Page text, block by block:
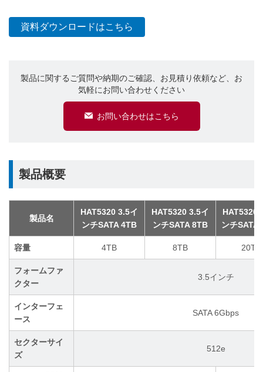
資料ダウンロードはこちら
製品に関するご質問や納期のご確認、お見積り依頼など、お
気軽にお問い合わせください
お問い合わせはこちら
製品概要
製品名
HAT5320 3.5イ
ンチSATA 4TB
HAT5320 3.5イ
ンチSATA 8TB
HAT5320
ンチSATA
容量 4TB 8TB 20TB
フォームファ
クター
3.5インチ
インターフェ
ース
SATA 6Gbps
セクターサイ
ズ
512e